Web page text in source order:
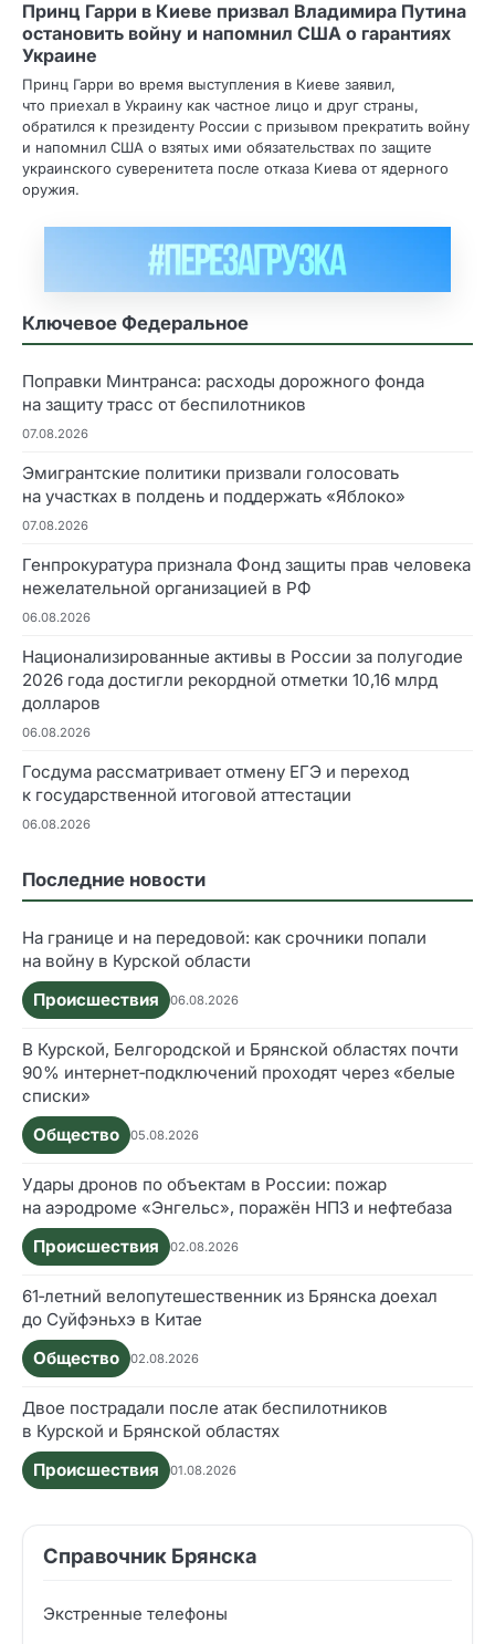
Принц Гарри в Киеве призвал Владимира Путина
остановить войну и напомнил США о гарантиях
Украине
Принц Гарри во время выступления в Киеве заявил,
что приехал в Украину как частное лицо и друг страны,
обратился к президенту России с призывом прекратить войну
и напомнил США о взятых ими обязательствах по защите
украинского суверенитета после отказа Киева от ядерного
оружия.
Ключевое Федеральное
Поправки Минтранса: расходы дорожного фонда
на защиту трасс от беспилотников
07.08.2026
Эмигрантские политики призвали голосовать
на участках в полдень и поддержать «Яблоко»
07.08.2026
Генпрокуратура признала Фонд защиты прав человека
нежелательной организацией в РФ
06.08.2026
Национализированные активы в России за полугодие
2026 года достигли рекордной отметки 10,16 млрд
долларов
06.08.2026
Госдума рассматривает отмену ЕГЭ и переход
к государственной итоговой аттестации
06.08.2026
Последние новости
На границе и на передовой: как срочники попали
на войну в Курской области
Происшествия
06.08.2026
В Курской, Белгородской и Брянской областях почти
90% интернет‑подключений проходят через «белые
списки»
Общество
05.08.2026
Удары дронов по объектам в России: пожар
на аэродроме «Энгельс», поражён НПЗ и нефтебаза
Происшествия
02.08.2026
61‑летний велопутешественник из Брянска доехал
до Суйфэньхэ в Китае
Общество
02.08.2026
Двое пострадали после атак беспилотников
в Курской и Брянской областях
Происшествия
01.08.2026
Справочник Брянска
Экстренные телефоны